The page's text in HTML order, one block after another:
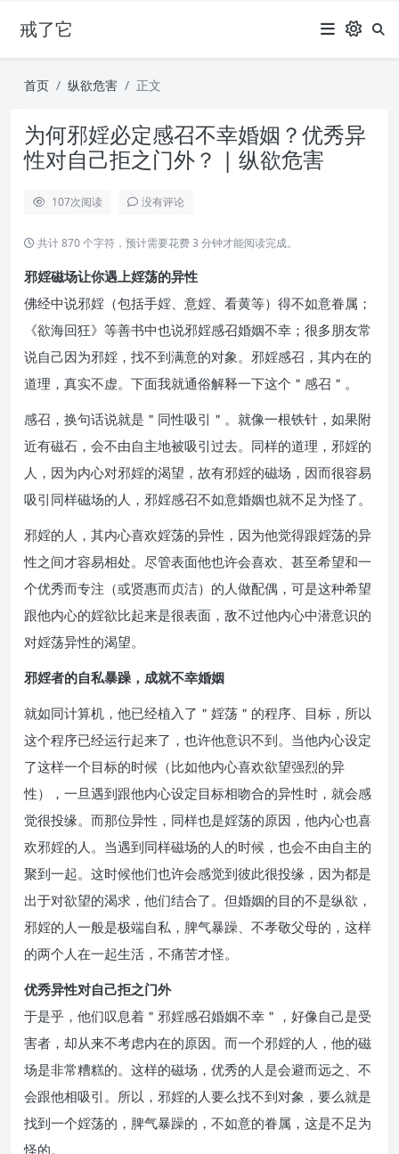
戒了它
首页 纵欲危害 正文
为何邪婬必定感召不幸婚姻？优秀异
性对自己拒之门外？ | 纵欲危害
107次阅读 没有评论
共计 870 个字符，预计需要花费 3 分钟才能阅读完成。
邪婬磁场让你遇上婬荡的异性
佛经中说邪婬（包括手婬、意婬、看黄等）得不如意眷属；
《欲海回狂》等善书中也说邪婬感召婚姻不幸；很多朋友常
说自己因为邪婬，找不到满意的对象。邪婬感召，其内在的
道理，真实不虚。下面我就通俗解释一下这个＂感召＂。
感召，换句话说就是＂同性吸引＂。就像一根铁针，如果附
近有磁石，会不由自主地被吸引过去。同样的道理，邪婬的
人，因为内心对邪婬的渴望，故有邪婬的磁场，因而很容易
吸引同样磁场的人，邪婬感召不如意婚姻也就不足为怪了。
邪婬的人，其内心喜欢婬荡的异性，因为他觉得跟婬荡的异
性之间才容易相处。尽管表面他也许会喜欢、甚至希望和一
个优秀而专注（或贤惠而贞洁）的人做配偶，可是这种希望
跟他内心的婬欲比起来是很表面，敌不过他内心中潜意识的
对婬荡异性的渴望。
邪婬者的自私暴躁，成就不幸婚姻
就如同计算机，他已经植入了＂婬荡＂的程序、目标，所以
这个程序已经运行起来了，也许他意识不到。当他内心设定
了这样一个目标的时候（比如他内心喜欢欲望强烈的异
性），一旦遇到跟他内心设定目标相吻合的异性时，就会感
觉很投缘。而那位异性，同样也是婬荡的原因，他内心也喜
欢邪婬的人。当遇到同样磁场的人的时候，也会不由自主的
聚到一起。这时候他们也许会感觉到彼此很投缘，因为都是
出于对欲望的渴求，他们结合了。但婚姻的目的不是纵欲，
邪婬的人一般是极端自私，脾气暴躁、不孝敬父母的，这样
的两个人在一起生活，不痛苦才怪。
优秀异性对自己拒之门外
于是乎，他们叹息着＂邪婬感召婚姻不幸＂，好像自己是受
害者，却从来不考虑内在的原因。而一个邪婬的人，他的磁
场是非常糟糕的。这样的磁场，优秀的人是会避而远之、不
会跟他相吸引。所以，邪婬的人要么找不到对象，要么就是
找到一个婬荡的，脾气暴躁的，不如意的眷属，这是不足为
怪的。